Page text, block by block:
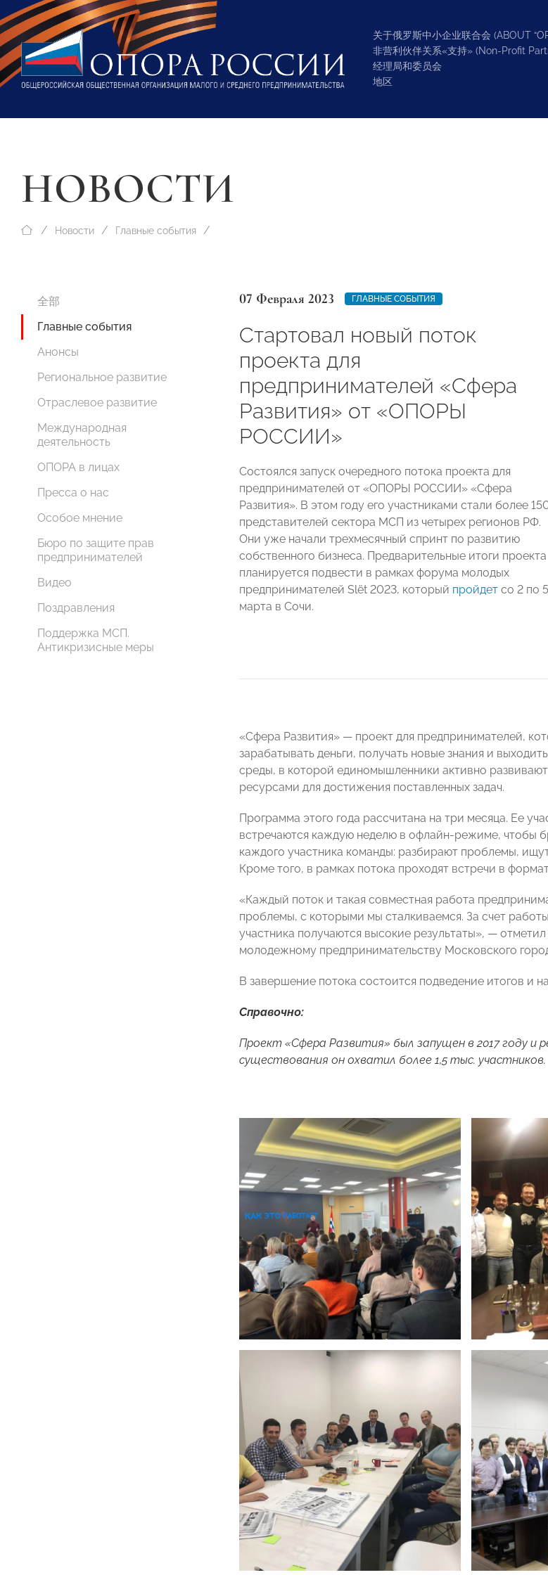
关于俄罗斯中小企业联合会 (ABOUT
非营利伙伴关系«支持» (Non-Profit
经理局和委员会
地区
НОВОСТИ
Новости Главные события
全部
Главные события
Анонсы
Региональное развитие
Отраслевое развитие
Международная
деятельность
ОПОРА в лицах
Пресса о нас
Особое мнение
Бюро по защите прав
предпринимателей
Видео
Поздравления
Поддержка МСП.
Антикризисные меры
07 Февраля 2023 ГЛАВНЫЕ СОБЫТИЯ
Стартовал новый поток
проекта для
предпринимателей «Сфера
Развития» от «ОПОРЫ
РОССИИ»
Состоялся запуск очередного потока проекта для
предпринимателей от «ОПОРЫ РОССИИ» «Сфера
Развития». В этом году его участниками стали более
представителей сектора МСП из четырех регионов РФ.
Они уже начали трехмесячный спринт по развитию
собственного бизнеса. Предварительные итоги проекта
планируется подвести в рамках форума молодых
предпринимателей Slёt 2023, который пройдет со 2 по 5
марта в Сочи.
«Сфера Развития» — проект для предпринимателей,
зарабатывать деньги, получать новые знания и
среды, в которой единомышленники активно
ресурсами для достижения поставленных задач.
Программа этого года рассчитана на три месяца. Ее
встречаются каждую неделю в офлайн-режиме, чтобы
каждого участника команды: разбирают проблемы,
Кроме того, в рамках потока проходят встречи в
«Каждый поток и такая совместная работа
проблемы, с которыми мы сталкиваемся. За счет
участника получаются высокие результаты», —
молодежному предпринимательству Московского
В завершение потока состоится подведение итогов и
Справочно:
Проект «Сфера Развития» был запущен в 2017 году и
существования он охватил более 1,5 тыс. участников.